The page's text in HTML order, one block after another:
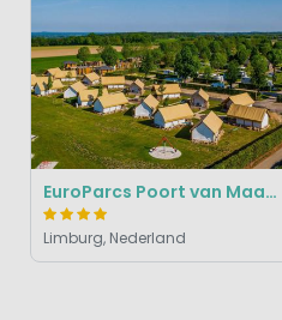
EuroParcs Poort van Maastricht
Limburg, Nederland